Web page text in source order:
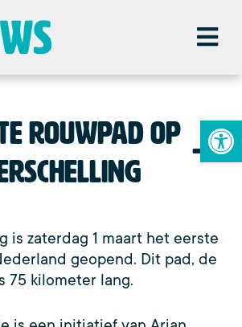
rouwpad op
is zaterdag 1 maart het eerste
geopend. Dit pad, de
75 kilometer lang.